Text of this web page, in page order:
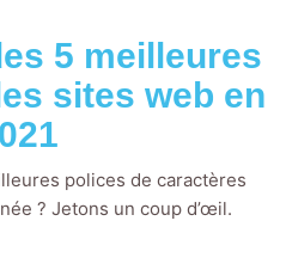
5 meilleures
sites web en
polices de caractères
? Jetons un coup d’œil.